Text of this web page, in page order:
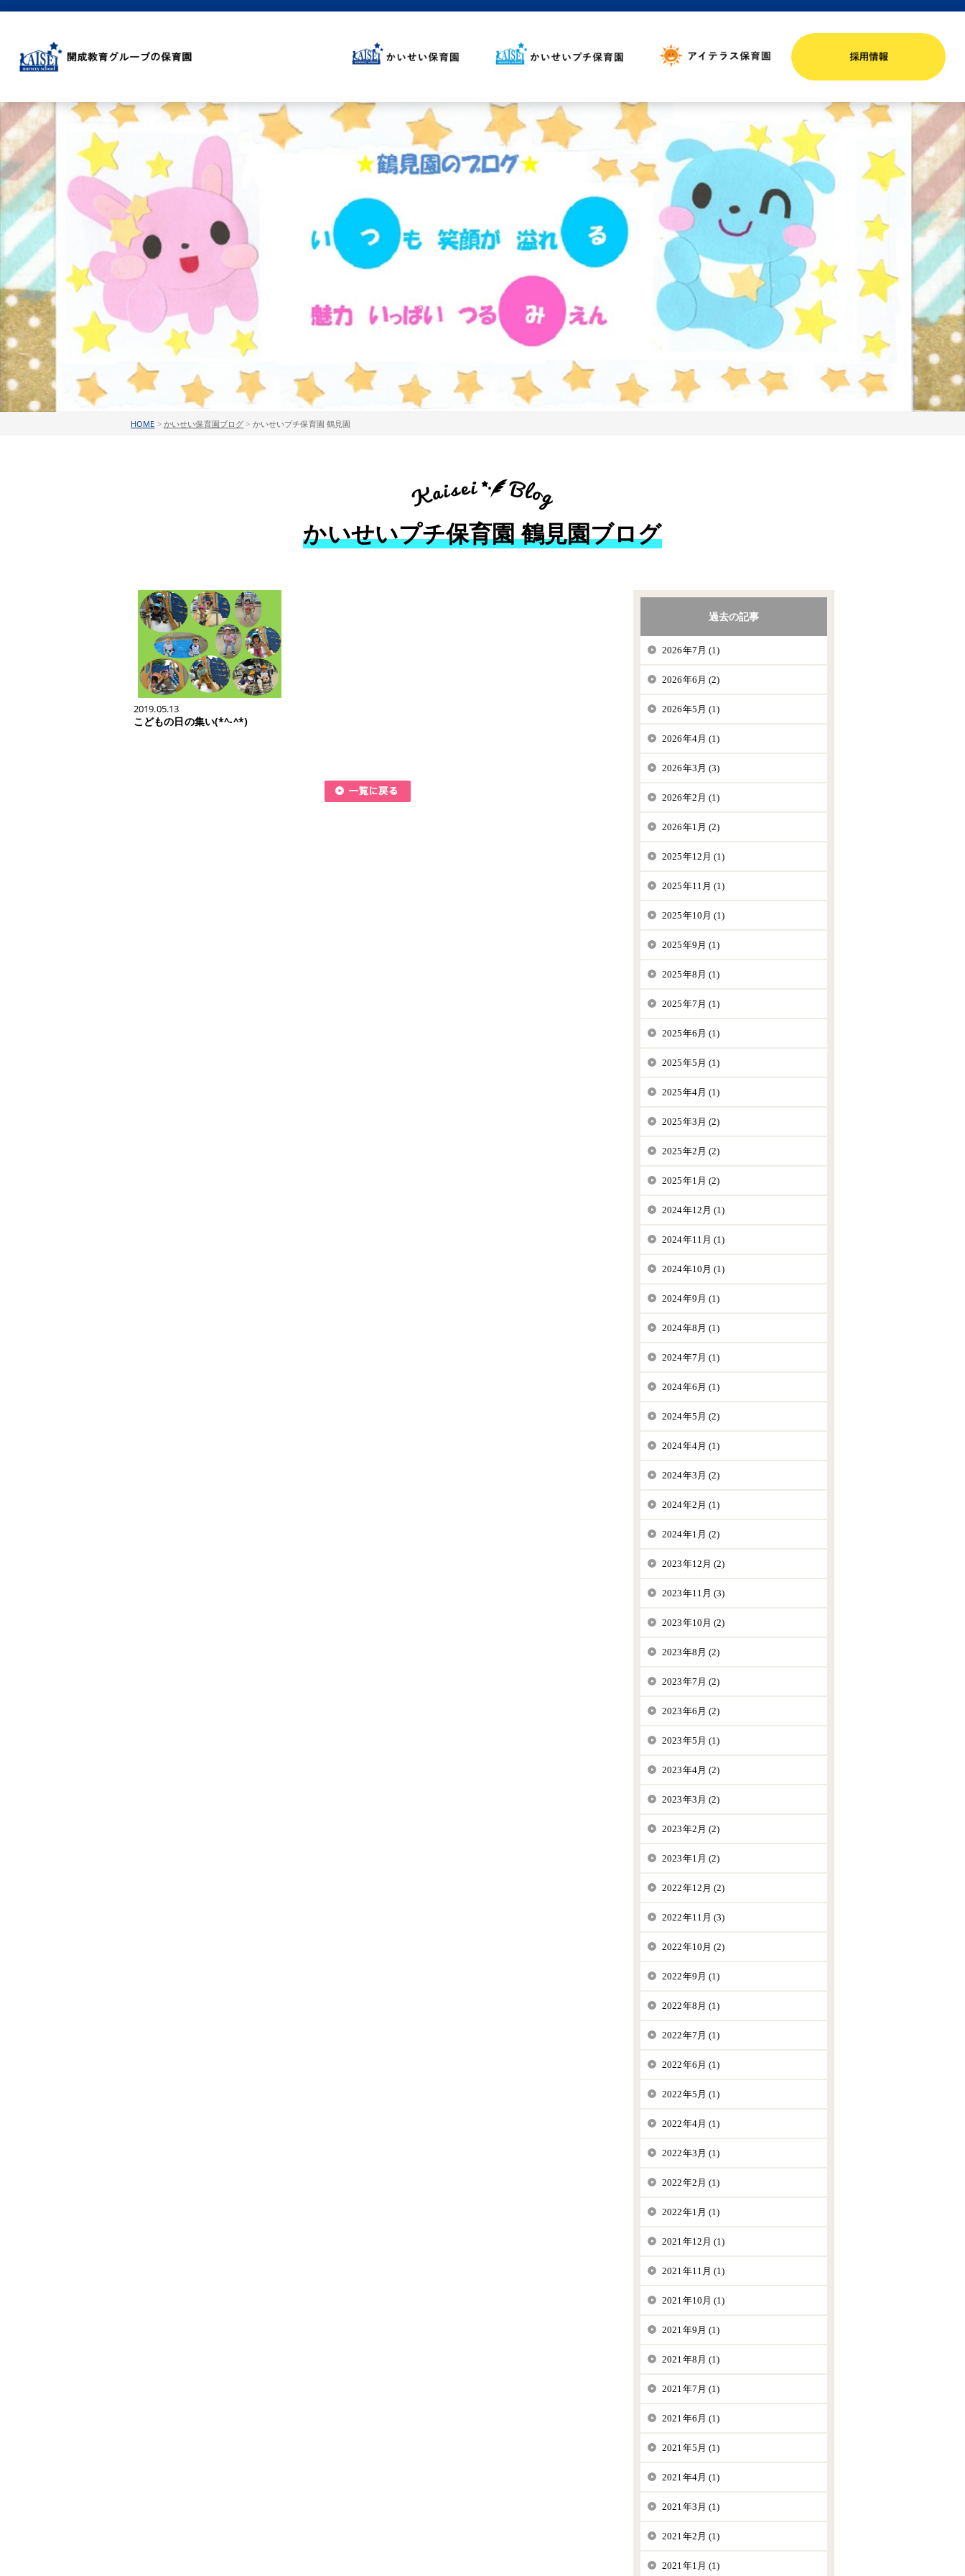
HOME > かいせい保育園ブログ > かいせいプチ保育園 鶴見園
かいせいプチ保育園 鶴見園ブログ
2019.05.13
こどもの日の集い(*^-^*)
過去の記事
2026年7月 (1)
2026年6月 (2)
2026年5月 (1)
2026年4月 (1)
2026年3月 (3)
2026年2月 (1)
2026年1月 (2)
2025年12月 (1)
2025年11月 (1)
2025年10月 (1)
2025年9月 (1)
2025年8月 (1)
2025年7月 (1)
2025年6月 (1)
2025年5月 (1)
2025年4月 (1)
2025年3月 (2)
2025年2月 (2)
2025年1月 (2)
2024年12月 (1)
2024年11月 (1)
2024年10月 (1)
2024年9月 (1)
2024年8月 (1)
2024年7月 (1)
2024年6月 (1)
2024年5月 (2)
2024年4月 (1)
2024年3月 (2)
2024年2月 (1)
2024年1月 (2)
2023年12月 (2)
2023年11月 (3)
2023年10月 (2)
2023年8月 (2)
2023年7月 (2)
2023年6月 (2)
2023年5月 (1)
2023年4月 (2)
2023年3月 (2)
2023年2月 (2)
2023年1月 (2)
2022年12月 (2)
2022年11月 (3)
2022年10月 (2)
2022年9月 (1)
2022年8月 (1)
2022年7月 (1)
2022年6月 (1)
2022年5月 (1)
2022年4月 (1)
2022年3月 (1)
2022年2月 (1)
2022年1月 (1)
2021年12月 (1)
2021年11月 (1)
2021年10月 (1)
2021年9月 (1)
2021年8月 (1)
2021年7月 (1)
2021年6月 (1)
2021年5月 (1)
2021年4月 (1)
2021年3月 (1)
2021年2月 (1)
2021年1月 (1)